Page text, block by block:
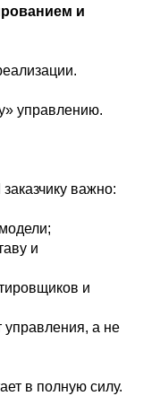
и
управлению.
важно:
и
и
управления, а не
в полную силу.